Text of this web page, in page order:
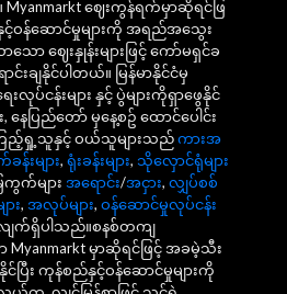
ဈေးကွန်ရက်မှာဆိုရင်ဖြ
ဝန်ဆောင်မှုများကို အရည်အသွေး
ော ဈေးနှုန်းများဖြင့် ကော်မရှင်ခ
းချနိုင်ပါတယ်။ မြန်မာနိုင်ငံမှ
းလုပ်ငန်းများ နှင့် ပွဲများကိုရှာဖွေနိုင်
နေပြည်တော် မှနေ့စဥ် ထောင်ပေါင်း
ကြည့်ရှု့သူနှင့် ဝယ်သူများသည်ကားအ
န်းများ, ရုံးခန်းများ, သိုလှောင်ရုံများ
ကွက်များ အရောင်း/အငှား, လျှပ်စစ်
း, အလုပ်များ, ဝန်ဆောင်မှုလုပ်ငန်း
ျက်ရှိပါသည်။စနစ်တကျ
မှာဆိုရင်ဖြင့် အခမဲ့သီး
င်ပြီး ကုန်စည်နှင့်ဝန်ဆောင်မှုများကို